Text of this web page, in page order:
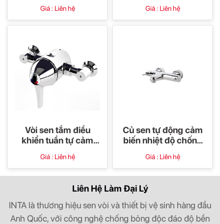
động Acura (dòng
thương mại)
Giá : Liên hệ
Acura Safe Touch
Giá : Liên hệ
Vòi sen tắm điều
khiển tuần tự cảm
Acura với ống khuỷu
cách nhiệt
Giá : Liên hệ
Củ sen tự động cảm
biến nhiệt độ chống
Giá : Liên hệ
Liên Hệ Làm Đại Lý
INTA là thương hiệu sen vòi và thiết bị vệ sinh hàng đầu
Anh Quốc, với công nghệ chống bỏng độc đáo độ bền